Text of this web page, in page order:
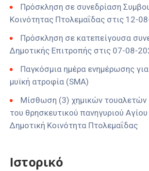
Πρόσκληση σε συνεδρίαση
Κοινότητας Πτολεμαΐδας στις 12-
Πρόσκληση σε κατεπείγουσα
Δημοτικής Επιτροπής στις 07-08-
Παγκόσμια ημέρα ενημέρωσης
μυϊκή ατροφία (SMA)
Μίσθωση (3) χημικών τουαλετών
του θρησκευτικού πανηγυριού
Δημοτική Κοινότητα Πτολεμαΐδας
Ιστορικό